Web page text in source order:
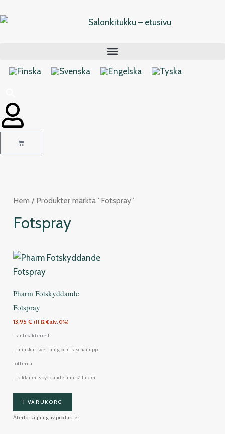
till
Varukorg
Hem / Produkter märkta ”Fotspray”
Fotspray
Pharm Fotskyddande
Fotspray
13,95€ (11,12€ alv. 0%)
– antibakteriell
– minskar svettning och fräschar upp
fötterna
– bildar en skyddande film på huden
I VARUKORG
Återförsäljning av produkter